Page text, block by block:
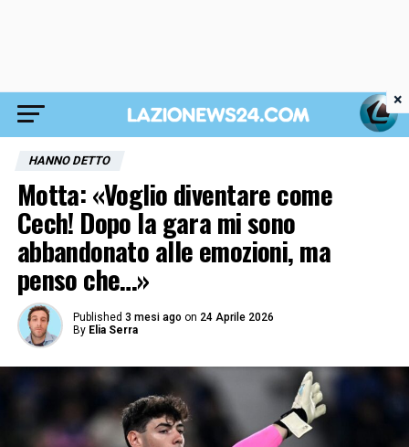
HANNO DETTO
Motta: «Voglio diventare come
Cech! Dopo la gara mi sono
abbandonato alle emozioni, ma
penso che…»
Published 3 mesi ago on 24 Aprile 2026
By Elia Serra
×